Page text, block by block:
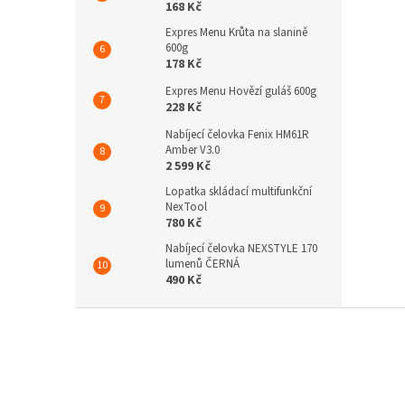
168 Kč
Expres Menu Krůta na slanině
600g
178 Kč
Expres Menu Hovězí guláš 600g
228 Kč
Nabíjecí čelovka Fenix HM61R
Amber V3.0
2 599 Kč
Lopatka skládací multifunkční
NexTool
780 Kč
Nabíjecí čelovka NEXSTYLE 170
lumenů ČERNÁ
490 Kč